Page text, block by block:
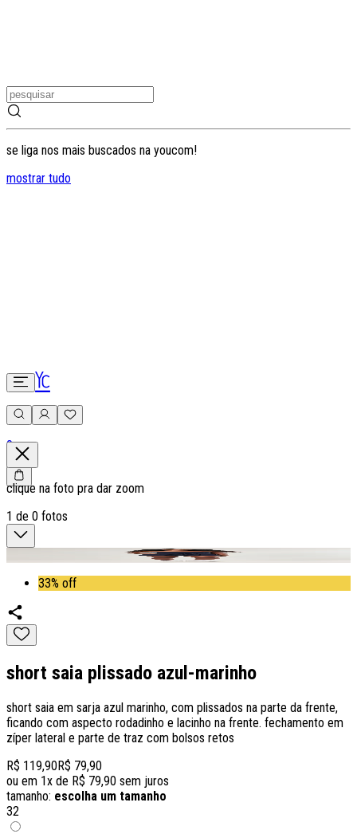
se liga nos mais buscados na youcom!
mostrar tudo
0
clique na foto pra dar zoom
1 de 0 fotos
33% off
short saia plissado azul-marinho
short saia em sarja azul marinho, com plissados na parte da frente,
ficando com aspecto rodadinho e lacinho na frente. fechamento em
zíper lateral e parte de traz com bolsos retos
R$ 119,90R$ 79,90
ou em 1x de R$ 79,90 sem juros
tamanho: escolha um tamanho
32